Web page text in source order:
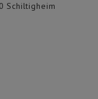
Schiltigheim